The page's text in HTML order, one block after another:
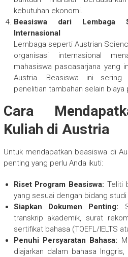
kebutuhan ekonomi.
Beasiswa dari Lembaga
Internasional
Lembaga seperti Austrian
organisasi internasional
mahasiswa pascasarjana yang
Austria. Beasiswa ini sering
penelitian tambahan selain biaya
Cara
Kuliah di Austria
Untuk mendapatkan beasiswa di
penting yang perlu Anda ikuti:
Riset Program Beasiswa: Teliti
yang sesuai dengan bidang
Siapkan Dokumen Penting:
transkrip akademik, surat
sertifikat bahasa (TOEFL/IELTS
Penuhi Persyaratan Bahasa:
diajarkan dalam bahasa